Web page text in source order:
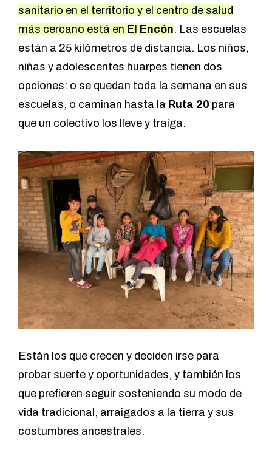
sanitario en el territorio y el centro de salud
más cercano está en El Encón. Las escuelas
están a 25 kilómetros de distancia. Los niños,
niñas y adolescentes huarpes tienen dos
opciones: o se quedan toda la semana en sus
escuelas, o caminan hasta la Ruta 20 para
que un colectivo los lleve y traiga.
Están los que crecen y deciden irse para
probar suerte y oportunidades, y también los
que prefieren seguir sosteniendo su modo de
vida tradicional, arraigados a la tierra y sus
costumbres ancestrales.